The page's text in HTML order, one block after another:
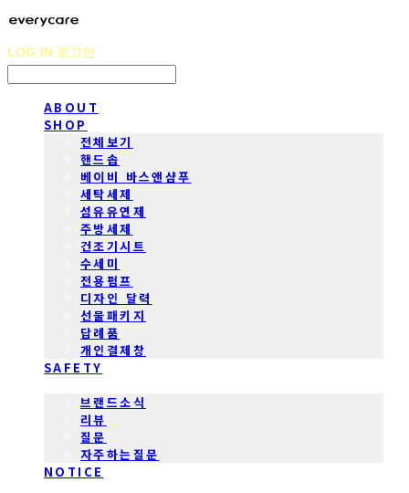
LOG IN 로그인
ABOUT
SHOP
전체보기
핸드솝
베이비 바스앤샴푸
세탁세제
섬유유연제
주방세제
건조기시트
수세미
전용펌프
디자인 달력
선물패키지
답례품
개인결제창
SAFETY
브랜드소식
리뷰
질문
자주하는질문
NOTICE